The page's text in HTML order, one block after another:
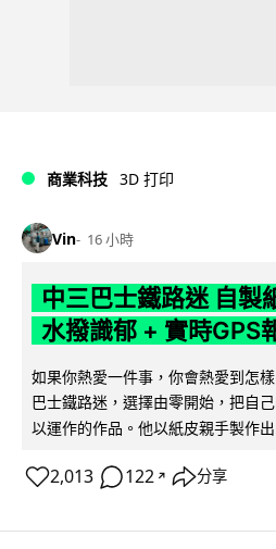
商業科技 3D 打印
Vin 16 小時
中三巴士鐵路迷 自製
水撥識郁 + 實時GPS
如果你熱愛一件事，你會熱愛到怎
巴士鐵路迷，選擇由零開始，把自
以運作的作品。他以紙皮親手製作
2,013 122 ↗ 分享